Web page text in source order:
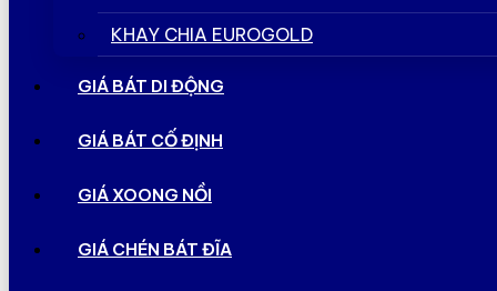
KHAY CHIA EUROGOLD
GIÁ BÁT DI ĐỘNG
GIÁ BÁT CỐ ĐỊNH
GIÁ XOONG NỒI
GIÁ CHÉN BÁT ĐĨA